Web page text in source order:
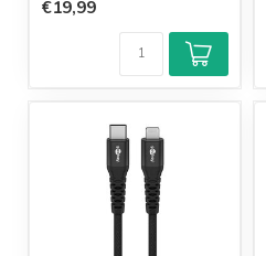
€19,99